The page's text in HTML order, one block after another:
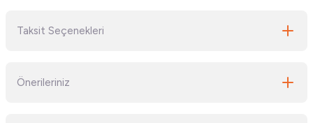
Taksit Seçenekleri
Önerileriniz